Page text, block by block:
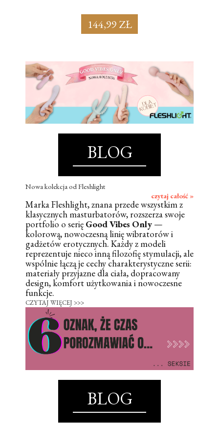
144,99 ZŁ
BLOG
Nowa kolekcja od Fleshlight
czytaj całość »
Marka Fleshlight, znana przede wszystkim z
klasycznych masturbatorów, rozszerza swoje
portfolio o serię Good Vibes Only —
kolorową, nowoczesną linię wibratorów i
gadżetów erotycznych. Każdy z modeli
reprezentuje nieco inną filozofię stymulacji, ale
wspólnie łączą je cechy charakterystyczne serii:
materiały przyjazne dla ciała, dopracowany
design, komfort użytkowania i nowoczesne
funkcje.
CZYTAJ WIĘCEJ >>>
BLOG